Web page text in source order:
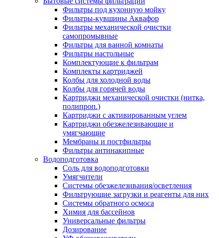
Фильтры под кухонную мойку
Фильтры-кувшины Аквафор
Фильтры механической очистки
самопромывные
Фильтры для ванной комнаты
Фильтры настольные
Комплектующие к фильтрам
Комплекты картриджей
Колбы для холодной воды
Колбы для горячей воды
Картриджи механической очистки (нитка,
полипроп.)
Картриджи с активированным углем
Картриджи обезжелезивающие и
умягчающие
Мембраны и постфильтры
Фильтры антинакипные
Водоподготовка
Соль для водоподготовки
Умягчители
Системы обезжелезивания/осветления
Фильтрующие загрузки и реагенты для них
Системы обратного осмоса
Химия для бассейнов
Универсальные фильтры
Дозирование